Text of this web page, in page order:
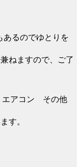
あるのでゆとりを
ねますので、ご了
アコン その他
す。